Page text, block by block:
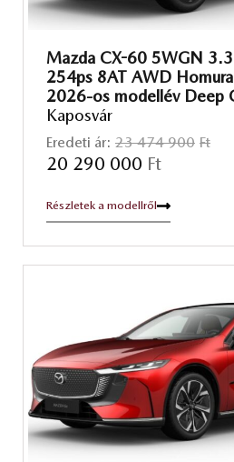
Mazda CX-60 5WGN
254ps 8AT AWD Homura
2026-os modellév Deep
Kaposvár
Eredeti ár: 23 474 900 Ft
20 290 000 Ft
Részletek a modellről